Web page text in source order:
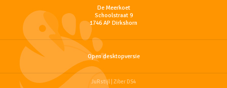
De Meerkoet
Schoolstraat 9
1746 AP Dirkshorn
Open desktopversie
JuRstijl | Ziber DS4